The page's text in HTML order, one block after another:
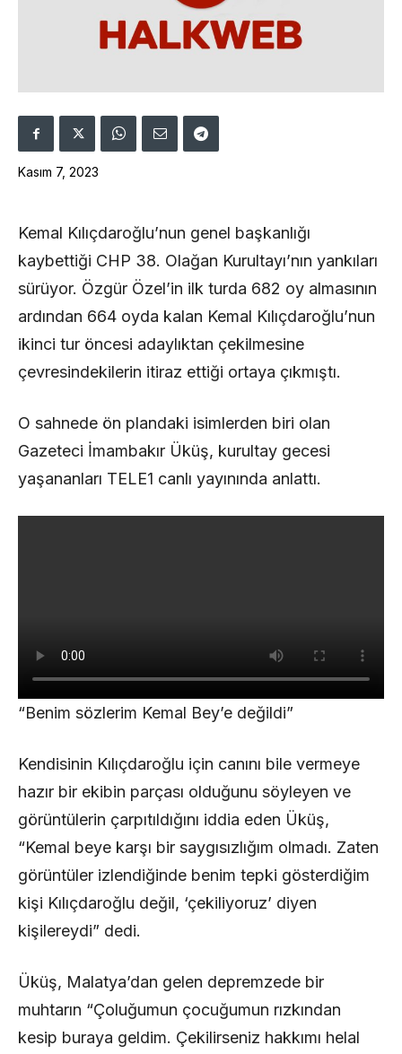
Kasım 7, 2023
Kemal Kılıçdaroğlu’nun genel başkanlığı
kaybettiği CHP 38. Olağan Kurultayı’nın yankıları
sürüyor. Özgür Özel’in ilk turda 682 oy almasının
ardından 664 oyda kalan Kemal Kılıçdaroğlu’nun
ikinci tur öncesi adaylıktan çekilmesine
çevresindekilerin itiraz ettiği ortaya çıkmıştı.
O sahnede ön plandaki isimlerden biri olan
Gazeteci İmambakır Üküş, kurultay gecesi
yaşananları TELE1 canlı yayınında anlattı.
“Benim sözlerim Kemal Bey’e değildi”
Kendisinin Kılıçdaroğlu için canını bile vermeye
hazır bir ekibin parçası olduğunu söyleyen ve
görüntülerin çarpıtıldığını iddia eden Üküş,
“Kemal beye karşı bir saygısızlığım olmadı. Zaten
görüntüler izlendiğinde benim tepki gösterdiğim
kişi Kılıçdaroğlu değil, ‘çekiliyoruz’ diyen
kişilereydi” dedi.
Üküş, Malatya’dan gelen depremzede bir
muhtarın “Çoluğumun çocuğumun rızkından
kesip buraya geldim. Çekilirseniz hakkımı helal